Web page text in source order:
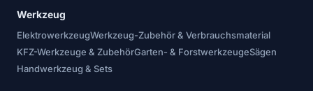
Werkzeug
ElektrowerkzeugWerkzeug-Zubehör & Verbrauchsmaterial
KFZ-Werkzeuge & ZubehörGarten- & ForstwerkzeugeSägen
Handwerkzeug & Sets